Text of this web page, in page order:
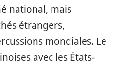
national, mais
étrangers,
mondiales. Le
avec les États-